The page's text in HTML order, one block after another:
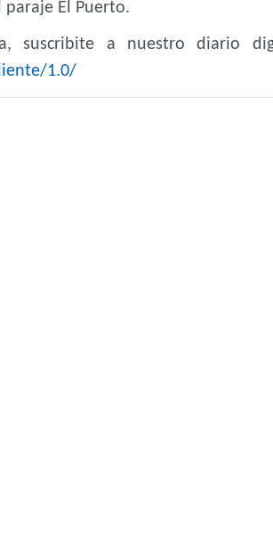
El Puerto.
suscribite a nuestro diario
1.0/